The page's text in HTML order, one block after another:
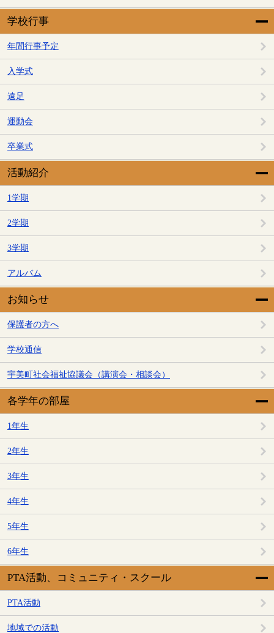
学校行事
年間行事予定
入学式
遠足
運動会
卒業式
活動紹介
1学期
2学期
3学期
アルバム
お知らせ
保護者の方へ
学校通信
宇美町社会福祉協議会（講演会・相談会）
各学年の部屋
1年生
2年生
3年生
4年生
5年生
6年生
PTA活動、コミュニティ・スクール
PTA活動
地域での活動